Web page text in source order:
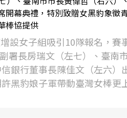
設女子組吸引10隊報名，賽
署長房瑞文（左七）、臺南
銀行董事長陳佳文（左六）
黑豹娘子軍帶動臺灣女棒更
面對超高齡社會的浪潮，台灣
邁向「健康照護」的新時代。隨
政策如「健康台灣推動委員會」
照3.0」的推進，「預防醫學」
關注的核心議題。然而，健檢
2025年，就到良醫生活祭體驗
健康新生活」，從講座、體驗到
全面啟動你的健康革命！